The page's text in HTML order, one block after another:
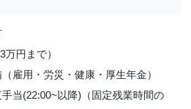
万円まで）
雇用・労災・健康・厚生年金）
手当(22:00~以降)（固定残業時間の